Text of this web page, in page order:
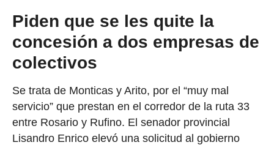
Piden que se les quite la
concesión a dos empresas de
colectivos
Se trata de Monticas y Arito, por el “muy mal
servicio” que prestan en el corredor de la ruta 33
entre Rosario y Rufino. El senador provincial
Lisandro Enrico elevó una solicitud al gobierno